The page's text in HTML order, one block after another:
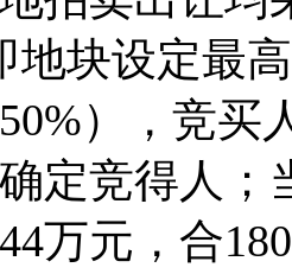
地块设定最
），竞买
定竞得人；
万元，合